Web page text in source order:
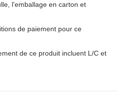
l'emballage en carton et
de paiement pour ce
de ce produit incluent L/C et